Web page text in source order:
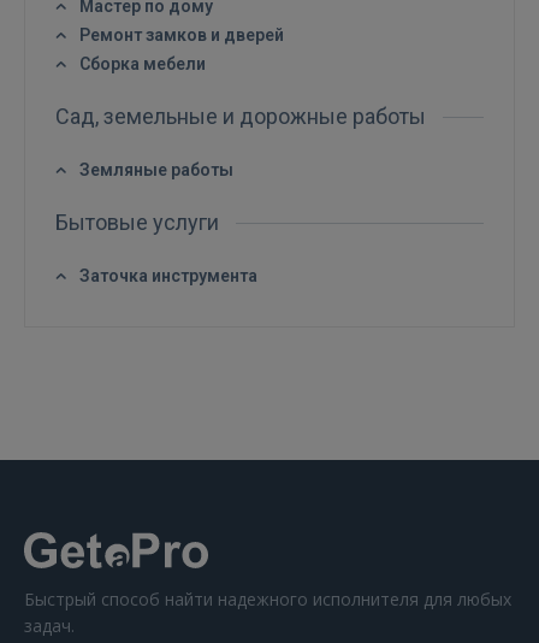
GOOGLE
Мастер по дому
Ремонт замков и дверей
Сборка мебели
Сад, земельные и дорожные работы
Земляные работы
Бытовые услуги
Заточка инструмента
Быстрый способ найти надежного исполнителя для любых
задач.